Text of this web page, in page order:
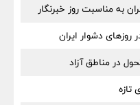
به مناسبت روز خبرنگار
دشوار ایران
تازه